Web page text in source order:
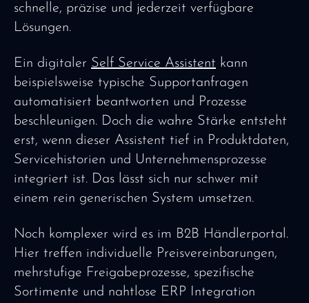
schnelle, präzise und jederzeit verfügbare
Lösungen.
Ein digitaler Self Service Assistent kann
beispielsweise typische Supportanfragen
automatisiert beantworten und Prozesse
beschleunigen. Doch die wahre Stärke entsteht
erst, wenn dieser Assistent tief in Produktdaten,
Servicehistorien und Unternehmensprozesse
integriert ist. Das lässt sich nur schwer mit
einem rein generischen System umsetzen.
Noch komplexer wird es im B2B Händlerportal.
Hier treffen individuelle Preisvereinbarungen,
mehrstufige Freigabeprozesse, spezifische
Sortimente und nahtlose ERP Integration